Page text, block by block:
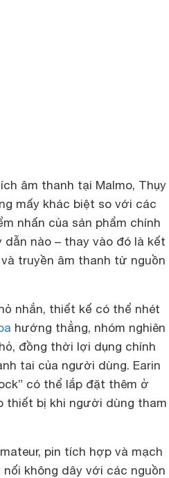
âm thanh tại Malmo, Thụy
mấy khác biệt so với các
nhấn của sản phẩm chính
nào – thay vào đó là kết
truyền âm thanh từ nguồn
nhắn, thiết kế có thể nhét
hướng thẳng, nhóm nghiên
đồng thời lợi dụng chính
tai của người dùng. Earin
có thể lắp đặt thêm ở
thiết bị khi người dùng tham
pin tích hợp và mạch
không dây với các nguồn